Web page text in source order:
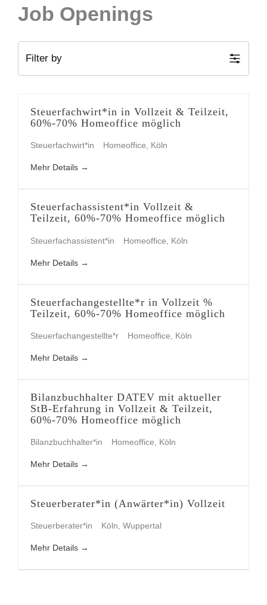
Job Openings
Filter by
Steuerfachwirt*in in Vollzeit & Teilzeit,
60%-70% Homeoffice möglich
Steuerfachwirt*in Homeoffice Köln
Mehr Details
Steuerfachassistent*in Vollzeit &
Teilzeit, 60%-70% Homeoffice möglich
Steuerfachassistent*in Homeoffice Köln
Mehr Details
Steuerfachangestellte*r in Vollzeit %
Teilzeit, 60%-70% Homeoffice möglich
Steuerfachangestellte*r Homeoffice Köln
Mehr Details
Bilanzbuchhalter DATEV mit aktueller
StB-Erfahrung in Vollzeit & Teilzeit,
60%-70% Homeoffice möglich
Bilanzbuchhalter*in Homeoffice Köln
Mehr Details
Steuerberater*in (Anwärter*in) Vollzeit
Steuerberater*in Köln Wuppertal
Mehr Details